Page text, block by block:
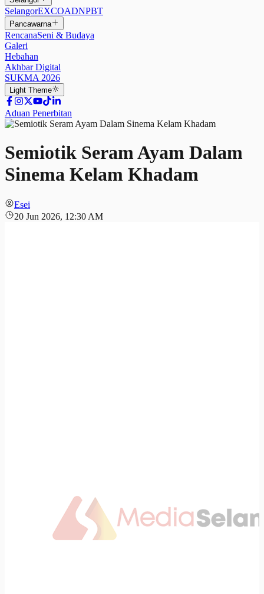
SelangorEXCOADNPBT
Pancawarna
RencanaSeni & Budaya
Galeri
Hebahan
Akhbar Digital
SUKMA 2026
Light Theme
Aduan Penerbitan
Semiotik Seram Ayam Dalam
Sinema Kelam Khadam
Esei
20 Jun 2026, 12:30 AM